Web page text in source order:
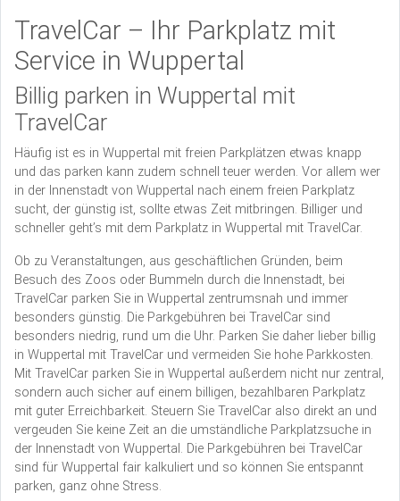
TravelCar – Ihr Parkplatz mit
Service in Wuppertal
Billig parken in Wuppertal mit
TravelCar
Häufig ist es in Wuppertal mit freien Parkplätzen etwas knapp
und das parken kann zudem schnell teuer werden. Vor allem wer
in der Innenstadt von Wuppertal nach einem freien Parkplatz
sucht, der günstig ist, sollte etwas Zeit mitbringen. Billiger und
schneller geht’s mit dem Parkplatz in Wuppertal mit TravelCar.
Ob zu Veranstaltungen, aus geschäftlichen Gründen, beim
Besuch des Zoos oder Bummeln durch die Innenstadt, bei
TravelCar parken Sie in Wuppertal zentrumsnah und immer
besonders günstig. Die Parkgebühren bei TravelCar sind
besonders niedrig, rund um die Uhr. Parken Sie daher lieber billig
in Wuppertal mit TravelCar und vermeiden Sie hohe Parkkosten.
Mit TravelCar parken Sie in Wuppertal außerdem nicht nur zentral,
sondern auch sicher auf einem billigen, bezahlbaren Parkplatz
mit guter Erreichbarkeit. Steuern Sie TravelCar also direkt an und
vergeuden Sie keine Zeit an die umständliche Parkplatzsuche in
der Innenstadt von Wuppertal. Die Parkgebühren bei TravelCar
sind für Wuppertal fair kalkuliert und so können Sie entspannt
parken, ganz ohne Stress.